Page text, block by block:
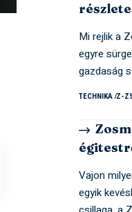
Mi rejlik a
egyre
gazdaság
TECHNIKA Z-
Vajon
egyik